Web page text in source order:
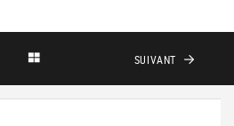
SUIVANT